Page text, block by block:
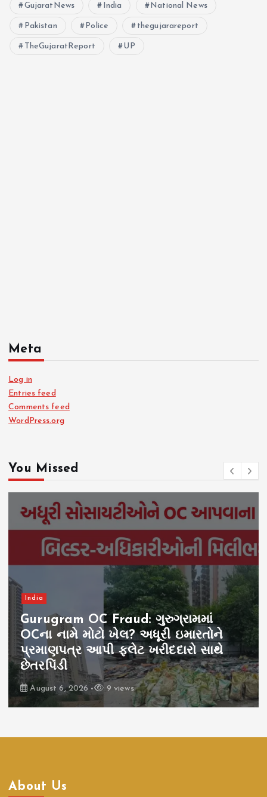
GujaratNews India National News
Pakistan Police thegujarareport
TheGujaratReport UP
Meta
Log in
Entries feed
Comments feed
WordPress.org
You Missed
India
Gurugram OC Fraud: ગુરુગ્રામમાં
OCના નામે મોટો ખેલ? અધૂરી ઇમારતોને
પ્રમાણપત્ર આપી ફ્લેટ ખરીદદારો સાથે
છેતરપિંડી
August 6, 2026 9 views
About Us